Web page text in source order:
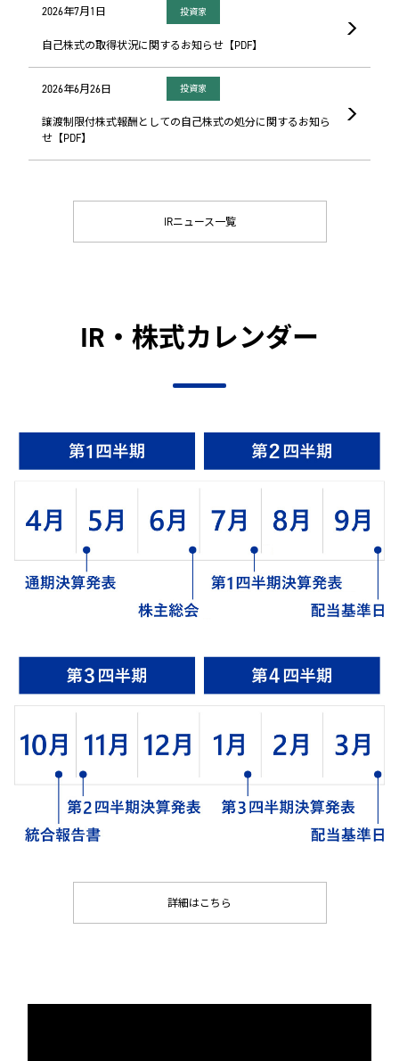
2026年7月1日 投資家
自己株式の取得状況に関するお知らせ【PDF】
2026年6月26日 投資家
譲渡制限付株式報酬としての自己株式の処分に関するお知ら
せ【PDF】
IRニュース一覧
IR・株式カレンダー
詳細はこちら